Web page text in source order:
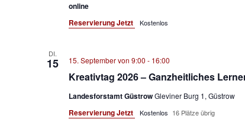
online
Reservierung Jetzt
Kostenlos
DI.
15
Kreativtag 2026 – Ganzheitliches
15. September von 9:00 - 16:00
Landesforstamt GüstrowGleviner Burg 1, Güstrow
Reservierung Jetzt Kostenlos 16 Plätze übrig